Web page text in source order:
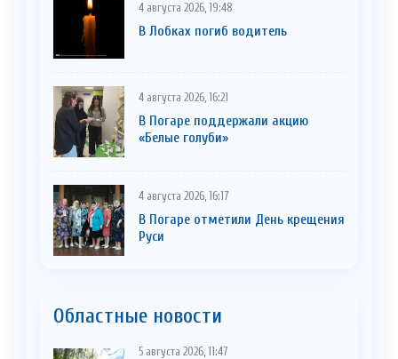
4 августа 2026, 19:48
В Лобках погиб водитель
4 августа 2026, 16:21
В Погаре поддержали акцию
«Белые голуби»
4 августа 2026, 16:17
В Погаре отметили День крещения
Руси
Областные новости
5 августа 2026, 11:47